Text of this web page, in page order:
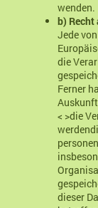
wenden.
b)
Jede
die
Ferner
< >die
werden
dieser